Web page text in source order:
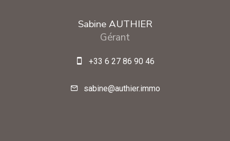
Sabine AUTHIER
Gérant
+33 6 27 86 90 46
sabine@authier.immo